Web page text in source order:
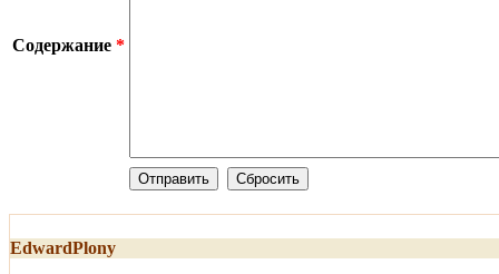
Содержание *
EdwardPlony